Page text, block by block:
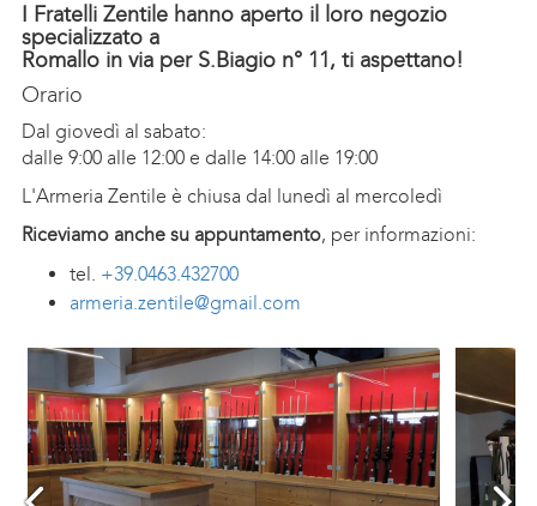
I Fratelli Zentile hanno aperto il loro negozio
specializzato a
Romallo in via per S.Biagio n° 11, ti aspettano!
Orario
Dal giovedì al sabato:
dalle 9:00 alle 12:00 e dalle 14:00 alle 19:00
L'Armeria Zentile è chiusa dal lunedì al mercoledì
Riceviamo anche su appuntamento, per informazioni:
tel. +39.0463.432700
armeria.zentile@gmail.com